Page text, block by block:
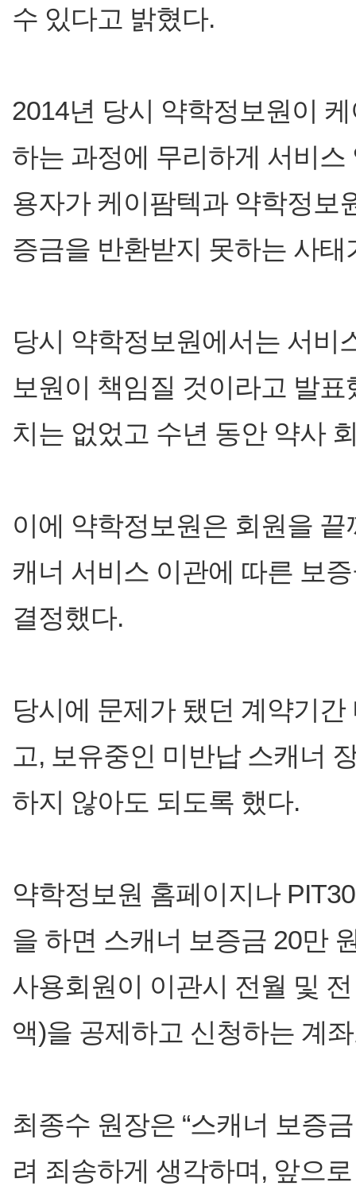
수 있다고 밝혔다.
2014년 당시 약학정보원이
하는 과정에 무리하게 서비
용자가 케이팜텍과 약학정보
증금을 반환받지 못하는 사태
당시 약학정보원에서는 서비
보원이 책임질 것이라고 발
치는 없었고 수년 동안 약사
이에 약학정보원은 회원을
캐너 서비스 이관에 따른 보
결정했다.
당시에 문제가 됐던 계약기
고, 보유중인 미반납 스캐너
하지 않아도 되도록 했다.
약학정보원 홈페이지나
을 하면 스캐너 보증금 20만
사용회원이 이관시 전월 및
액)을 공제하고 신청하는 계
최종수 원장은 “스캐너 보증
려 죄송하게 생각하며, 앞으